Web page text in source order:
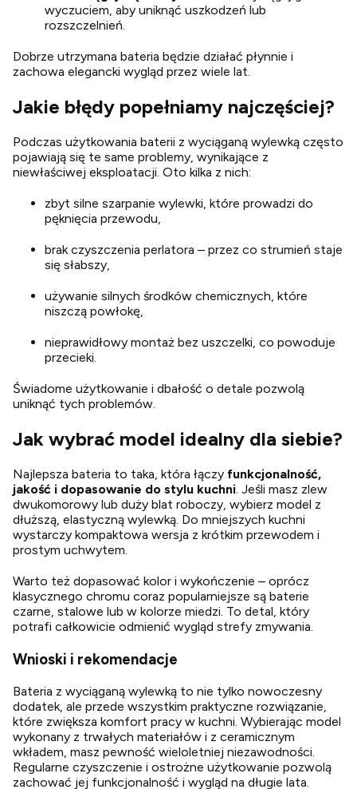
wyczuciem, aby uniknąć uszkodzeń lub
rozszczelnień.
Dobrze utrzymana bateria będzie działać płynnie i
zachowa elegancki wygląd przez wiele lat.
Jakie błędy popełniamy najczęściej?
Podczas użytkowania baterii z wyciąganą wylewką często
pojawiają się te same problemy, wynikające z
niewłaściwej eksploatacji. Oto kilka z nich:
zbyt silne szarpanie wylewki, które prowadzi do
pęknięcia przewodu,
brak czyszczenia perlatora – przez co strumień staje
się słabszy,
używanie silnych środków chemicznych, które
niszczą powłokę,
nieprawidłowy montaż bez uszczelki, co powoduje
przecieki.
Świadome użytkowanie i dbałość o detale pozwolą
uniknąć tych problemów.
Jak wybrać model idealny dla siebie?
Najlepsza bateria to taka, która łączy funkcjonalność,
jakość i dopasowanie do stylu kuchni. Jeśli masz zlew
dwukomorowy lub duży blat roboczy, wybierz model z
dłuższą, elastyczną wylewką. Do mniejszych kuchni
wystarczy kompaktowa wersja z krótkim przewodem i
prostym uchwytem.
Warto też dopasować kolor i wykończenie – oprócz
klasycznego chromu coraz popularniejsze są baterie
czarne, stalowe lub w kolorze miedzi. To detal, który
potrafi całkowicie odmienić wygląd strefy zmywania.
Wnioski i rekomendacje
Bateria z wyciąganą wylewką to nie tylko nowoczesny
dodatek, ale przede wszystkim praktyczne rozwiązanie,
które zwiększa komfort pracy w kuchni. Wybierając model
wykonany z trwałych materiałów i z ceramicznym
wkładem, masz pewność wieloletniej niezawodności.
Regularne czyszczenie i ostrożne użytkowanie pozwolą
zachować jej funkcjonalność i wygląd na długie lata.